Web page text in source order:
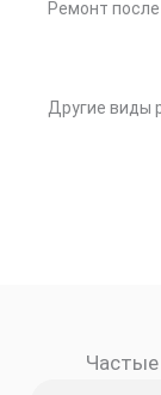
Ремонт
Другие виды
Частые